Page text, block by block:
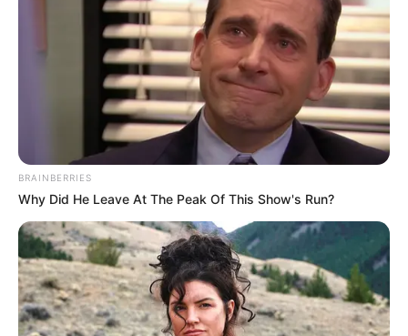
Categories
Wie man Kartoffeln in Töpfen anbaut und für
einen konstanten Vorrat sorgt. Der beste Trick!
Rosen, wie man sie ohne Wurzeln pflanzt:
Die 100 % funktionale Methode enthüllt
Search
Search
BRAINBERRIES
Why Did He Leave At The Peak Of This Show's Run?